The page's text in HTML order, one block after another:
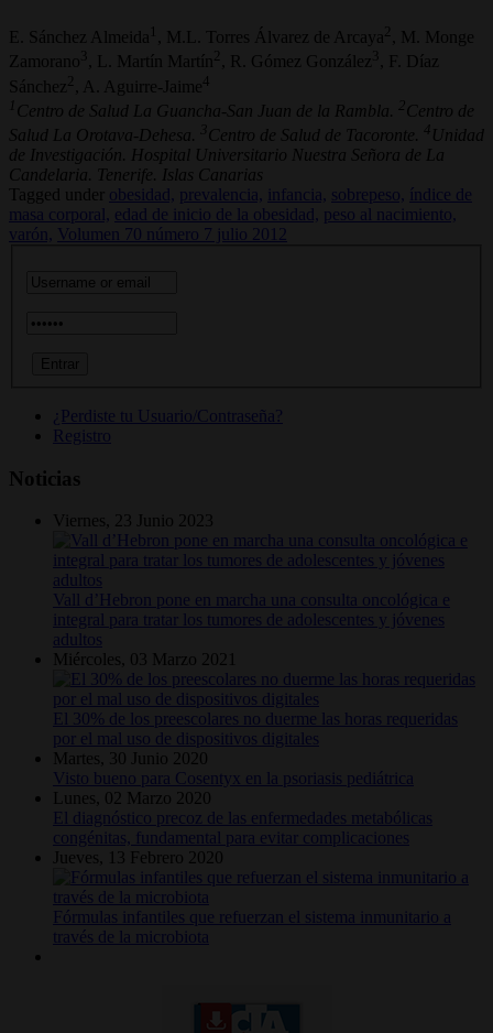
E. Sánchez Almeida 1 , M.L. Torres Álvarez de Arcaya
, M. Monge
Zamorano 3 , L. Martín Martín , R. Gómez González 3
, F. Díaz
Sánchez
, A. Aguirre-Jaime4
1 Centro de Salud La Guancha-San Juan de la Rambla. 2Centro de
Salud La Orotava-Dehesa.
3Centro de Salud de Tacoronte. 4 Unidad
de Investigación. Hospital Universitario Nuestra Señora de La
Candelaria. Tenerife. Islas Canarias
Tagged under
obesidad, prevalencia, infancia, sobrepeso,
índice de
masa corporal,
edad de inicio de la obesidad, peso al nacimiento,
varón,
Volumen 70 número 7 julio 2012
¿Perdiste tu Usuario/Contraseña?
Registro
Noticias
Viernes, 23 Junio 2023
Vall d’Hebron pone en marcha una consulta oncológica e
integral para tratar los tumores de adolescentes y jóvenes
adultos
Miércoles, 03 Marzo 2021
El 30% de los preescolares no duerme las horas requeridas
por el mal uso de dispositivos digitales
Martes, 30 Junio 2020
Visto bueno para Cosentyx en la psoriasis pediátrica
Lunes, 02 Marzo 2020
El diagnóstico precoz de las enfermedades metabólicas
congénitas, fundamental para evitar complicaciones
Jueves, 13 Febrero 2020
Fórmulas infantiles que refuerzan el sistema inmunitario a
través de la microbiota